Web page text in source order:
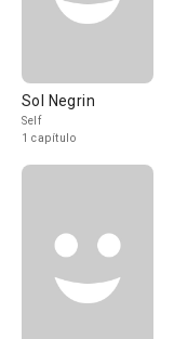
Sol Negrin
Self
1 capítulo